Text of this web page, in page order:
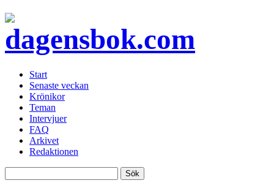
Start
Senaste veckan
Krönikor
Teman
Intervjuer
FAQ
Arkivet
Redaktionen